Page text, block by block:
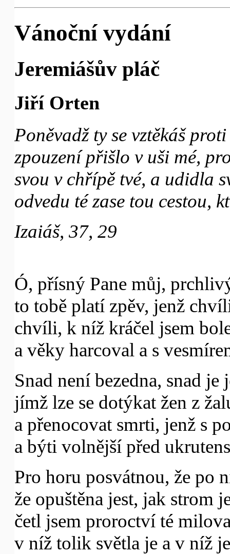
Vánoční vydání
Jeremiášův pláč
Jiří Orten
Poněvadž ty se vztěkáš
zpouzení přišlo v uši mé,
svou v chřípě tvé, a udidla
odvedu té zase tou cestou,
Izaiáš, 37, 29
Ó, přísný Pane můj,
to tobě platí zpěv, jenž
chvíli, k níž kráčel jsem
a věky harcoval a s
Snad není bezedna, snad je
jímž lze se dotýkat žen z
a přenocovat smrti, jenž s
a býti volnější před
Pro horu posvátnou, že po
že opuštěna jest, jak strom
četl jsem proroctví té
v níž tolik světla je a v níž